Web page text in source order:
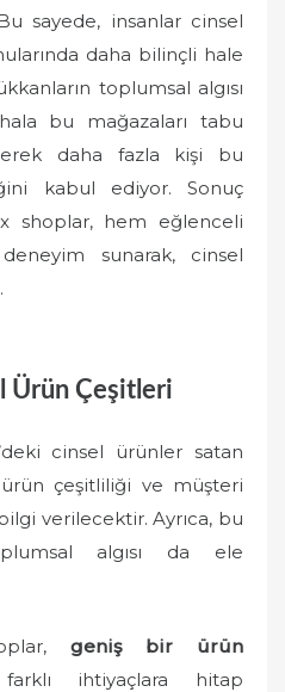
sayede, insanlar cinsel
daha bilinçli hale
toplumsal algısı
bu mağazaları tabu
daha fazla kişi bu
kabul ediyor. Sonuç
shoplar, hem eğlenceli
sunarak, cinsel
Ürün Çeşitleri
cinsel ürünler satan
ürün çeşitliliği ve müşteri
verilecektir. Ayrıca, bu
algısı da ele
geniş bir ürün
ihtiyaçlara hitap